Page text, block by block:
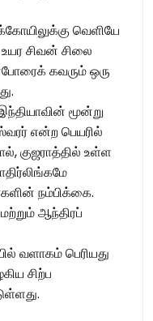
வெளியே
சிவன் சிலை
கவரும் ஒரு
மூன்று
என்ற பெயரில்
குஜராத்தில் உள்ள
நம்பிக்கை.
ஆந்திரப்
வளாகம் பெரியது
சிற்ப